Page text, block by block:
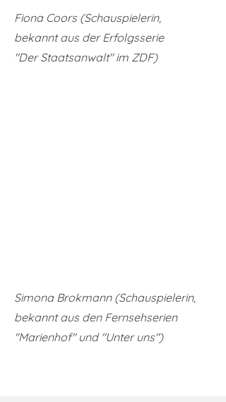
Fiona Coors (Schauspielerin,
bekannt aus der Erfolgsserie
"Der Staatsanwalt" im ZDF)
Simona Brokmann (Schauspielerin,
bekannt aus den Fernsehserien
"Marienhof" und "Unter uns")